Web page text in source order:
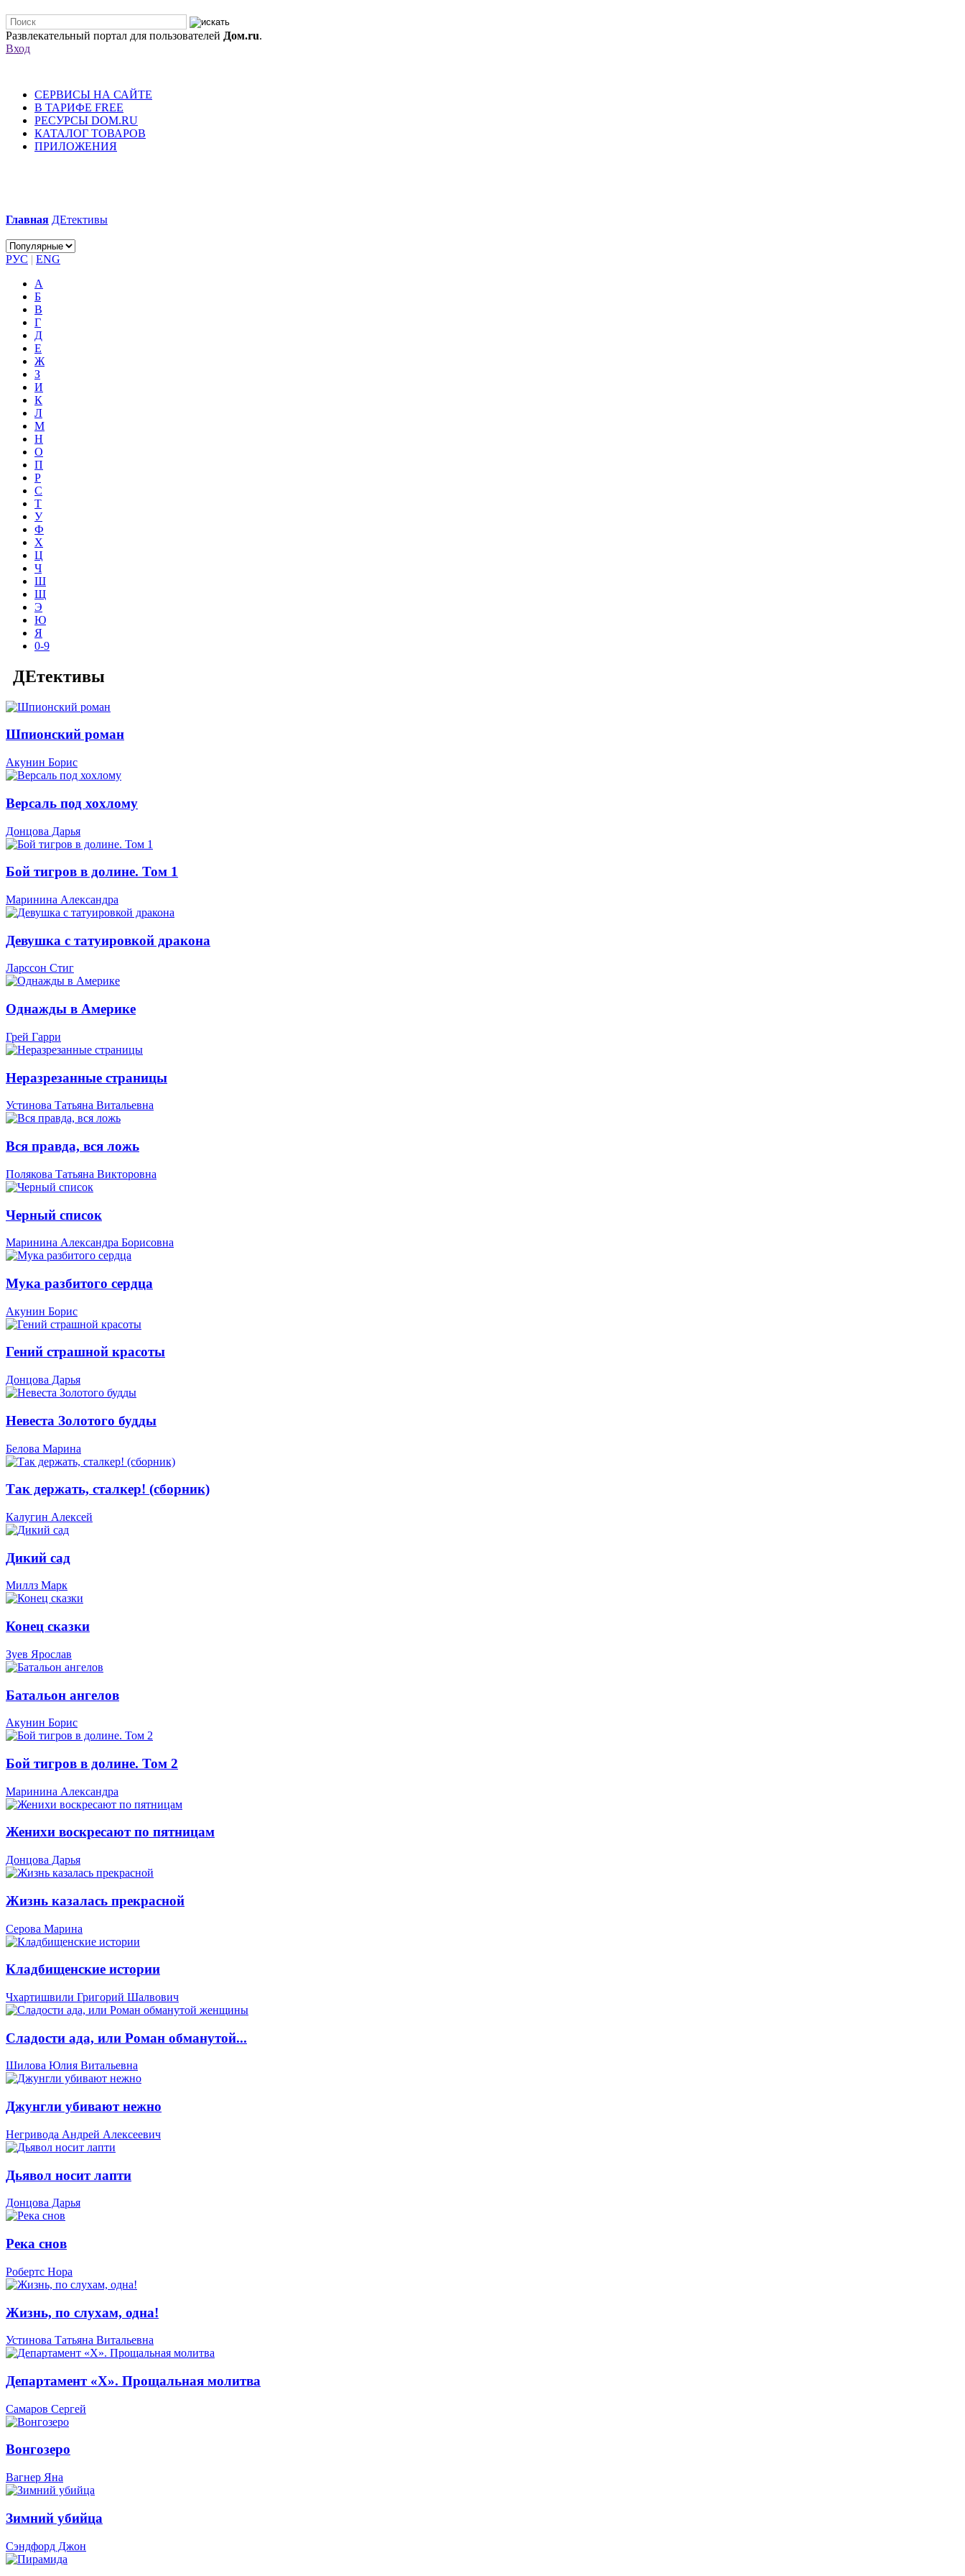
Развлекательный портал для пользователей Дом.ru.
Вход
СЕРВИСЫ НА САЙТЕ
В ТАРИФЕ FREE
РЕСУРСЫ DOM.RU
КАТАЛОГ ТОВАРОВ
ПРИЛОЖЕНИЯ
Главная ДЕтективы
РУС | ENG
А
Б
В
Г
Д
Е
Ж
З
И
К
Л
М
Н
О
П
Р
С
Т
У
Ф
Х
Ц
Ч
Ш
Щ
Э
Ю
Я
0-9
ДЕтективы
Шпионский роман
Акунин Борис
Версаль под хохлому
Донцова Дарья
Бой тигров в долине. Том 1
Маринина Александра
Девушка с татуировкой дракона
Ларссон Стиг
Однажды в Америке
Грей Гарри
Неразрезанные страницы
Устинова Татьяна Витальевна
Вся правда, вся ложь
Полякова Татьяна Викторовна
Черный список
Маринина Александра Борисовна
Мука разбитого сердца
Акунин Борис
Гений страшной красоты
Донцова Дарья
Невеста Золотого будды
Белова Марина
Так держать, сталкер! (сборник)
Калугин Алексей
Дикий сад
Миллз Марк
Конец сказки
Зуев Ярослав
Батальон ангелов
Акунин Борис
Бой тигров в долине. Том 2
Маринина Александра
Женихи воскресают по пятницам
Донцова Дарья
Жизнь казалась прекрасной
Серова Марина
Кладбищенские истории
Чхартишвили Григорий Шалвович
Сладости ада, или Роман обманутой...
Шилова Юлия Витальевна
Джунгли убивают нежно
Негривода Андрей Алексеевич
Дьявол носит лапти
Донцова Дарья
Река снов
Робертс Нора
Жизнь, по слухам, одна!
Устинова Татьяна Витальевна
Департамент «Х». Прощальная молитва
Самаров Сергей
Вонгозеро
Вагнер Яна
Зимний убийца
Сэндфорд Джон